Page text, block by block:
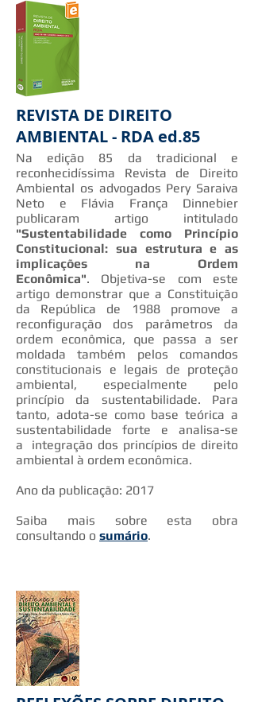
REVISTA DE DIREITO
AMBIENTAL - RDA ed.85
Na edição 85 da tradicional e
reconhecidíssima Revista de Direito
Ambiental os advogados Pery Saraiva
Neto e Flávia França Dinnebier
publicaram artigo intitulado
"Sustentabilidade como Princípio
Constitucional: sua estrutura e as
implicações na Ordem
Econômica". Objetiva-se com este
artigo demonstrar que a Constituição
da República de 1988 promove a
reconfiguração dos parâmetros da
ordem econômica, que passa a ser
moldada também pelos comandos
constitucionais e legais de proteção
ambiental, especialmente pelo
princípio da sustentabilidade. Para
tanto, adota-se como base teórica a
sustentabilidade forte e analisa-se
a integração dos princípios de direito
ambiental à ordem econômica.
Ano da publicação: 2017
Saiba mais sobre esta obra
consultando o sumário.